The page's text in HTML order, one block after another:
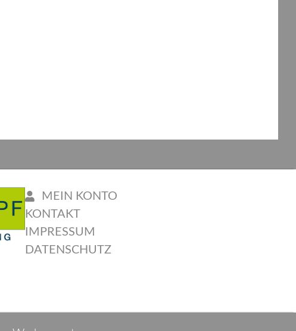
MEIN KONTO
KONTAKT
IMPRESSUM
DATENSCHUTZ